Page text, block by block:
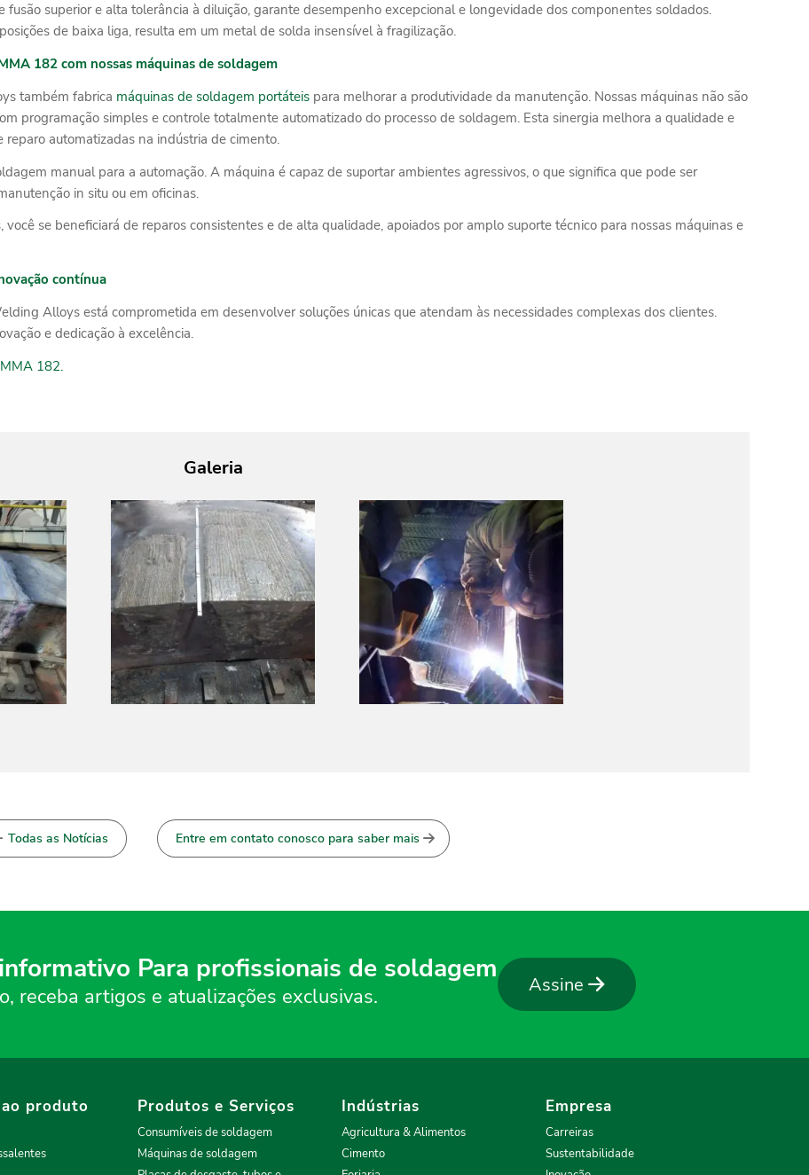
superior e alta tolerância à diluição, garante desempenho excepcional e longevidade dos componentes soldados.
de baixa liga, resulta em um metal de solda insensível à fragilização.
182 com nossas máquinas de soldagem
também fabrica máquinas de soldagem portáteis para melhorar a produtividade da manutenção. Nossas máquinas não são
programação simples e controle totalmente automatizado do processo de soldagem. Esta sinergia melhora a qualidade e
automatizadas na indústria de cimento.
manual para a automação. A máquina é capaz de suportar ambientes agressivos, o que significa que pode ser
in situ ou em oficinas.
se beneficiará de reparos consistentes e de alta qualidade, apoiados por amplo suporte técnico para nossas máquinas e
contínua
Alloys está comprometida em desenvolver soluções únicas que atendam às necessidades complexas dos clientes.
e dedicação à excelência.
182.
Galeria
Todas as Notícias Entre em contato conosco para saber mais
Para profissionais de soldagem
receba artigos e atualizações exclusivas. Assine
produto Produtos e Serviços
Consumíveis de soldagem
Máquinas de soldagem
Indústrias
Agricultura & Alimentos
Cimento
Empresa
Carreiras
Sustentabilidade